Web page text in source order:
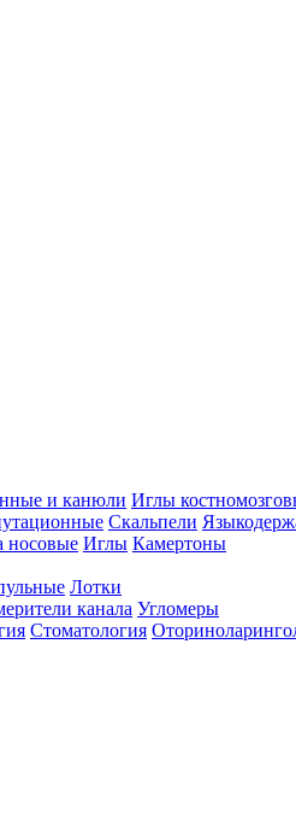
и канюли Иглы
Скальпели
носовые Иглы Камертоны
Лотки
канала Угломеры
Стоматология